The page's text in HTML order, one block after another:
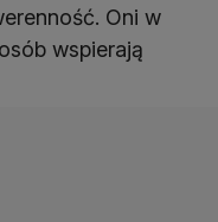
Oni w
wspierają